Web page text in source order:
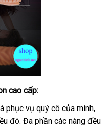
cao cấp:
Nhật
Bản
phục vụ quý cô vệ
sinh
của mìnhnước
,
đógần
. Đa phần miễn
các nàng đều